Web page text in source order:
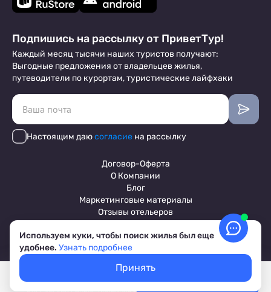
Покажем свободное жилье
Выбрать даты
Подпишись на рассылку от ПриветТур!
Каждый месяц тысячи наших туристов получают:
Выгодные предложения от владельцев жилья,
путеводители по курортам, туристические лайфхаки
Настоящим даюсогласие на рассылку
Договор-Оферта
О Компании
Блог
Маркетинговые материалы
Отзывы отельеров
© 2017-2026 ПриветТур™
Пользовательское соглашение
Обработка персональных данных
Условия бронирования объектов
Используем куки, чтобы поиск жилья был еще
удобнее. Узнать подробнее
Принять